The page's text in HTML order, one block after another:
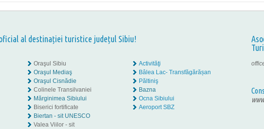
al destinației turistice județul Sibiu!
Oraşul Sibiu
Oraşul Mediaş
Oraşul Cisnădie
Colinele Transilvaniei
Mărginimea Sibiului
Biserici fortificate
Biertan - sit UNESCO
Valea Viilor - sit
Activităţi
Bâlea Lac- Transfăgărășan
Păltiniş
Bazna
Ocna Sibiului
Aeroport SBZ